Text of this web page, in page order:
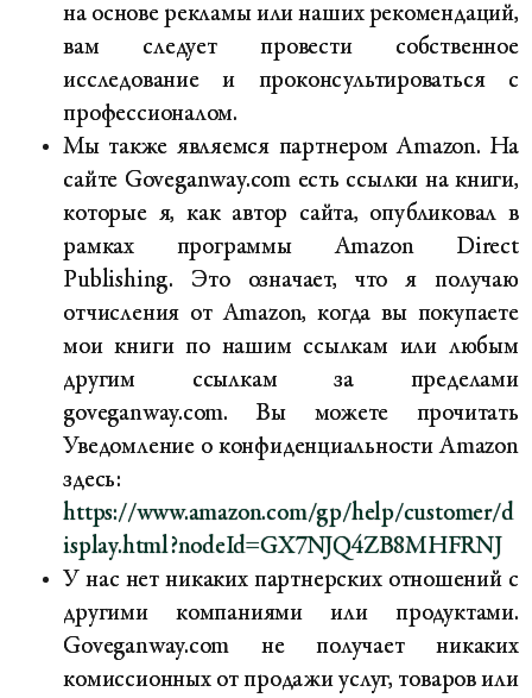
на основе рекламы или наших рекомендаций,
вам следует провести собственное
исследование и проконсультироваться с
профессионалом.
Мы также являемся партнером Amazon. На
сайте Goveganway.com есть ссылки на книги,
которые я, как автор сайта, опубликовал в
рамках программы Amazon Direct
Publishing. Это означает, что я получаю
отчисления от Amazon, когда вы покупаете
мои книги по нашим ссылкам или любым
другим ссылкам за пределами
goveganway.com. Вы можете прочитать
Уведомление о конфиденциальности Amazon
здесь:
https://www.amazon.com/gp/help/customer/d
isplay.html?nodeId=GX7NJQ4ZB8MHFRNJ
У нас нет никаких партнерских отношений с
другими компаниями или продуктами.
Goveganway.com не получает никаких
комиссионных от продажи услуг, товаров или